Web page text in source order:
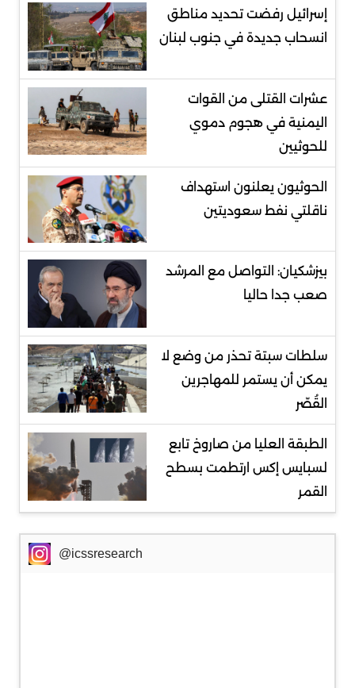
إسرائيل رفضت تحديد مناطق
انسحاب جديدة في جنوب لبنان
عشرات القتلى من القوات
اليمنية في هجوم دموي
للحوثيين
الحوثيون يعلنون استهداف
ناقلتي نفط سعوديتين
بيزشكيان: التواصل مع المرشد
صعب جدا حاليا
سلطات سبتة تحذر من وضع لا
يمكن أن يستمر للمهاجرين
القُصّر
الطبقة العليا من صاروخ تابع
لسبايس إكس ارتطمت بسطح
القمر
@icssresearch